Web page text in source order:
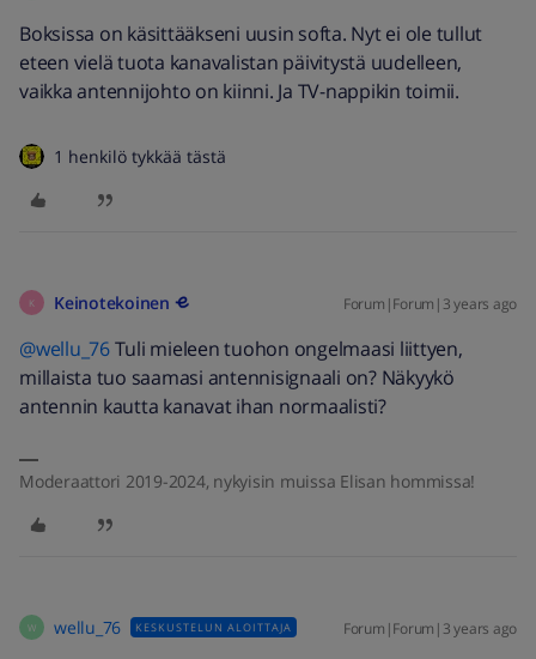
Boksissa on käsittääkseni uusin softa. Nyt ei ole tullut
eteen vielä tuota kanavalistan päivitystä uudelleen,
vaikka antennijohto on kiinni. Ja TV-nappikin toimii.
1 henkilö tykkää tästä
K Keinotekoinen Forum|Forum|3 years ago
@wellu_76Tuli mieleen tuohon ongelmaasi liittyen,
millaista tuo saamasi antennisignaali on? Näkyykö
antennin kautta kanavat ihan normaalisti?
Moderaattori 2019-2024, nykyisin muissa Elisan hommissa!
W wellu_76 KESKUSTELUN ALOITTAJA Forum|Forum|3 years ago